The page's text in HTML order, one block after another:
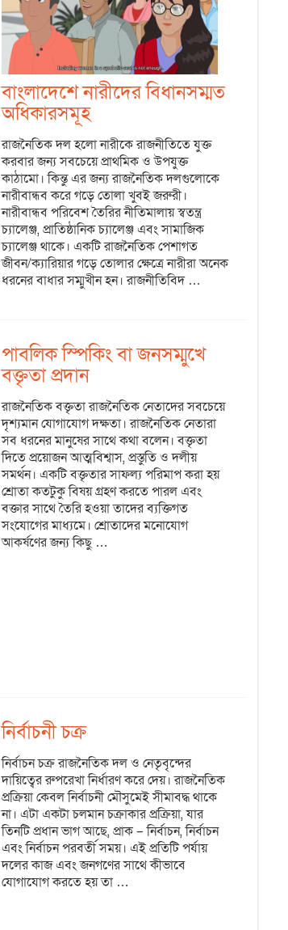
বাংলাদেশে নারীদের বিধানসম্মত
অধিকারসমূহ
রাজনৈতিক দল হলো নারীকে রাজনীতিতে যুক্ত
করবার জন্য সবচেয়ে প্রাথমিক ও উপযুক্ত
কাঠামো। কিন্তু এর জন্য রাজনৈতিক দলগুলোকে
নারীবান্ধব করে গড়ে তোলা খুবই জরুরী।
নারীবান্ধব পরিবেশ তৈরির নীতিমালায় স্বতন্ত্র
চ্যালেঞ্জ, প্রাতিষ্ঠানিক চ্যালেঞ্জ এবং সামাজিক
চ্যালেঞ্জ থাকে। একটি রাজনৈতিক পেশাগত
জীবন/ক্যারিয়ার গড়ে তোলার ক্ষেত্রে নারীরা অনেক
ধরনের বাধার সম্মুখীন হন। রাজনীতিবিদ …
পাবলিক স্পিকিং বা জনসম্মুখে
বক্তৃতা প্রদান
রাজনৈতিক বক্তৃতা রাজনৈতিক নেতাদের সবচেয়ে
দৃশ্যমান যোগাযোগ দক্ষতা। রাজনৈতিক নেতারা
সব ধরনের মানুষের সাথে কথা বলেন। বক্তৃতা
দিতে প্রয়োজন আত্মবিশ্বাস, প্রস্তুতি ও দলীয়
সমর্থন। একটি বক্তৃতার সাফল্য পরিমাপ করা হয়
শ্রোতা কতটুকু বিষয় গ্রহণ করতে পারল এবং
বক্তার সাথে তৈরি হওয়া তাদের ব্যক্তিগত
সংযোগের মাধ্যমে। শ্রোতাদের মনোযোগ
আকর্ষণের জন্য কিছু …
নির্বাচনী চক্র
নির্বাচন চক্র রাজনৈতিক দল ও নেতৃবৃন্দের
দায়িত্বের রুপরেখা নির্ধারণ করে দেয়। রাজনৈতিক
প্রক্রিয়া কেবল নির্বাচনী মৌসুমেই সীমাবদ্ধ থাকে
না। এটা একটা চলমান চক্রাকার প্রক্রিয়া, যার
তিনটি প্রধান ভাগ আছে, প্রাক – নির্বাচন, নির্বাচন
এবং নির্বাচন পরবর্তী সময়। এই প্রতিটি পর্যায়
দলের কাজ এবং জনগণের সাথে কীভাবে
যোগাযোগ করতে হয় তা …